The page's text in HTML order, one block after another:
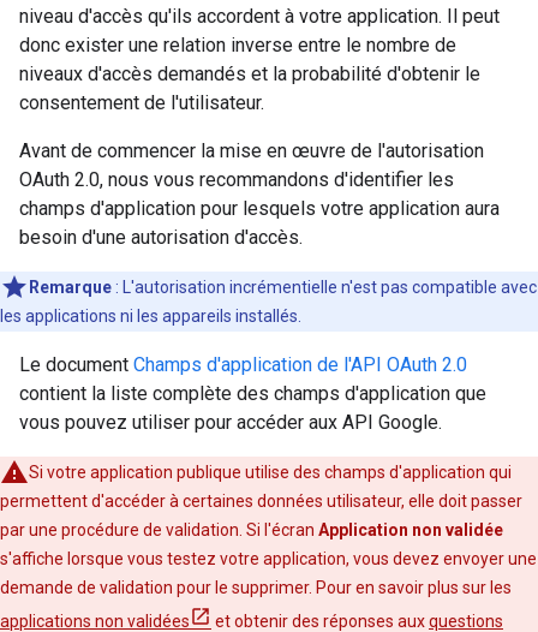
niveau d'accès qu'ils accordent à votre application. Il peut
donc exister une relation inverse entre le nombre de
niveaux d'accès demandés et la probabilité d'obtenir le
consentement de l'utilisateur.
Avant de commencer la mise en œuvre de l'autorisation
OAuth 2.0, nous vous recommandons d'identifier les
champs d'application pour lesquels votre application aura
besoin d'une autorisation d'accès.
Remarque : L'autorisation incrémentielle n'est pas compatible avec
les applications ni les appareils installés.
Le document Champs d'application de l'API OAuth 2.0
contient la liste complète des champs d'application que
vous pouvez utiliser pour accéder aux API Google.
Si votre application publique utilise des champs d'application qui
permettent d'accéder à certaines données utilisateur, elle doit passer
par une procédure de validation. Si l'écran Application non validée
s'affiche lorsque vous testez votre application, vous devez envoyer une
demande de validation pour le supprimer. Pour en savoir plus sur les
applications non validées
et obtenir des réponses auxquestions